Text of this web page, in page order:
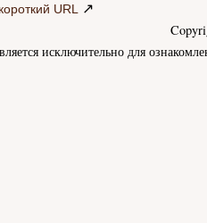
URL ↗
исключительно для